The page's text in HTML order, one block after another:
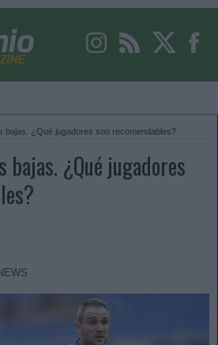
bajas. ¿Qué jugadores son recomendables?
bajas. ¿Qué jugadores